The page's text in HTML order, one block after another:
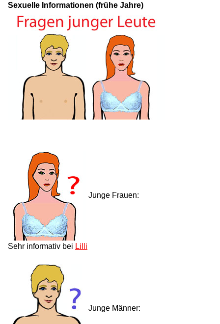
Sexuelle Informationen (frühe Jahre)
Junge Frauen:
Sehr informativ bei Lilli
Junge Männer: